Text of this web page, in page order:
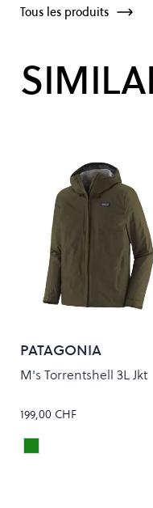
Tous les produits
PATAGONIA
M's Torrentshell 3L Jkt
199,00 CHF
Colour
Basin Green